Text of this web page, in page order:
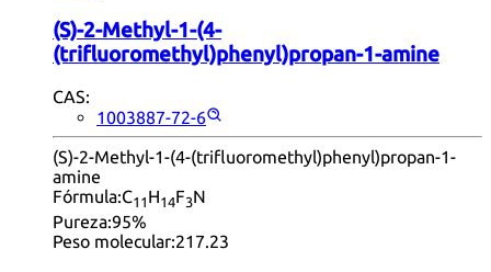
(S)-2-Methyl-1-(4-
(trifluoromethyl)phenyl)propan-1-amine
CAS:
1003887-72-6
(S)-2-Methyl-1-(4-(trifluoromethyl)phenyl)propan-1-
amine
Fórmula:C11 H14F3N
Pureza:95%
Peso molecular:217.23